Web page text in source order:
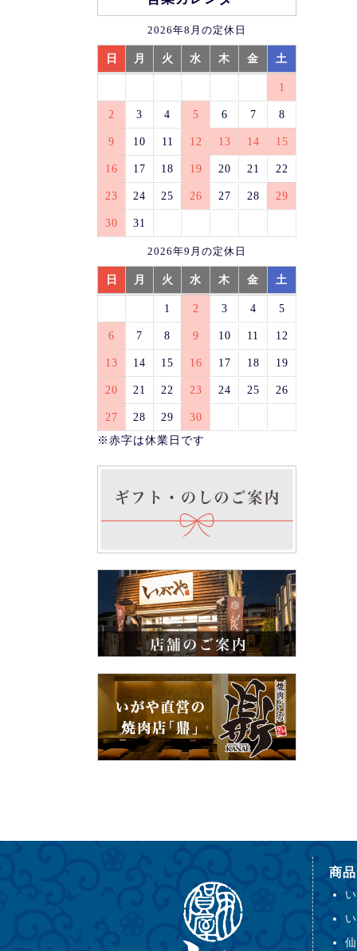
2026年8月の定休日
日 月 火 水 木 金 土
1
2 3 4 5 6 7 8
9 10 11 12 13 14 15
16 17 18 19 20 21 22
23 24 25 26 27 28 29
30 31
2026年9月の定休日
日 月 火 水 木 金 土
1 2 3 4 5
6 7 8 9 10 11 12
13 14 15 16 17 18 19
20 21 22 23 24 25 26
27 28 29
30
※赤字は休業日です
商品